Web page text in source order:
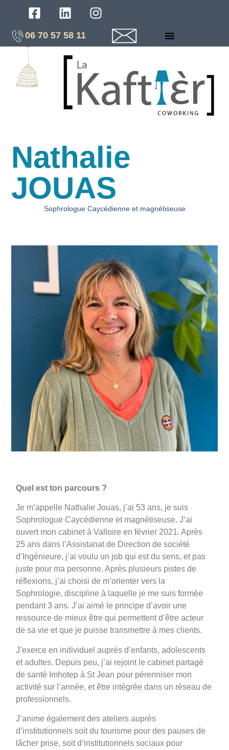
06 70 57 58 11
Nathalie
JOUAS
Sophrologue Caycédienne et magnétiseuse
Quel est ton parcours ?
Je m’appelle Nathalie Jouas, j’ai 53 ans, je suis
Sophrologue Caycédienne et magnétiseuse. J’ai
ouvert mon cabinet à Valloire en février 2021. Après
25 ans dans l’Assistanat de Direction de société
d’Ingénieure, j’ai voulu un job qui est du sens, et pas
juste pour ma personne. Après plusieurs pistes de
réflexions, j’ai choisi de m’orienter vers la
Sophrologie, discipline à laquelle je me suis formée
pendant 3 ans. J’ai aimé le principe d’avoir une
ressource de mieux être qui permettent d’être acteur
de sa vie et que je puisse transmettre à mes clients.
J’exerce en individuel auprès d’enfants, adolescents
et adultes. Depuis peu, j’ai rejoint le cabinet partagé
de santé Imhotep à St Jean pour pérenniser mon
activité sur l’année, et être intégrée dans un réseau de
professionnels.
J’anime également des ateliers auprès
d’institutionnels soit du tourisme pour des pauses de
lâcher prise, soit d’institutionnels sociaux pour